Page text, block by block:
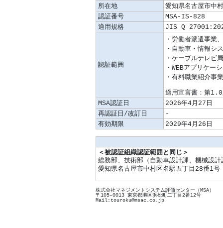
所在地
愛知県名古屋市中
認証番号
MSA-IS-828
適用規格
JIS Q
認証範囲
適用宣言書：第
MSA認証日
2026年4月27日
再認証日/改訂日
‐
有効期限
2029年4月26日
＜被認証組織認証範囲と同じ＞
総務部、技術部（自動車設計課、機械設
愛知県名古屋市中村区名駅五丁目28番1号
株式会社マネジメントシステム評価センター（MSA）
〒105-0013 東京都港区浜松町二丁目2番12号
Mail:touroku@msac.co.jp